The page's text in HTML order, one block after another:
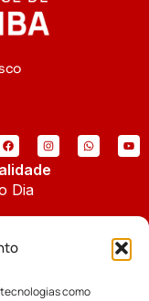
como
Dia